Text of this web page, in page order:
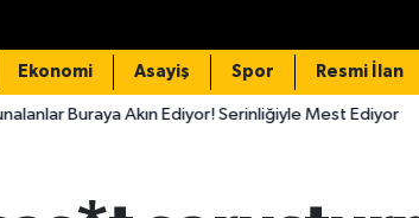
Ekonomi Asayiş Spor Resmi İlan
Ediyor! Serinliğiyle Mest Ediyor 11:28